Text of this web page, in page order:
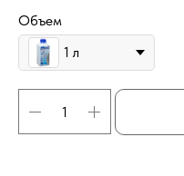
Объем
1 л